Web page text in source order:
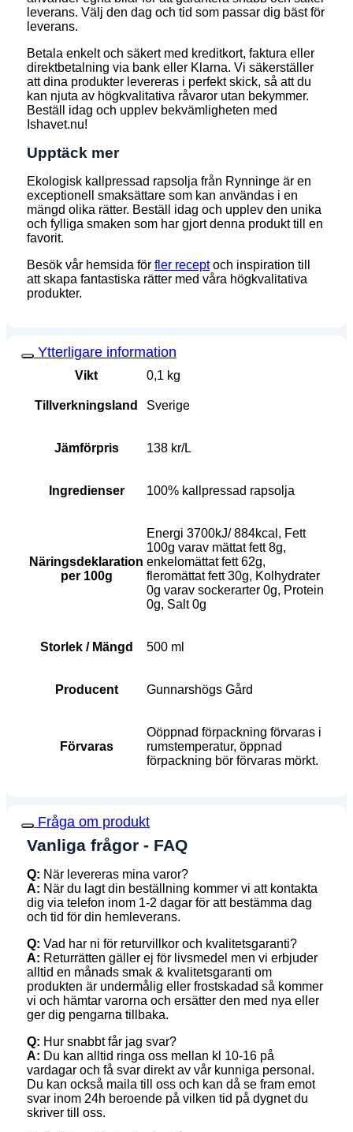
leverans. Välj den dag och tid som passar dig bäst för
leverans.
Betala enkelt och säkert med kreditkort, faktura eller
direktbetalning via bank eller Klarna. Vi säkerställer
att dina produkter levereras i perfekt skick, så att du
kan njuta av högkvalitativa råvaror utan bekymmer.
Beställ idag och upplev bekvämligheten med
Ishavet.nu!
Upptäck mer
Ekologisk kallpressad rapsolja från Rynninge är en
exceptionell smaksättare som kan användas i en
mängd olika rätter. Beställ idag och upplev den unika
och fylliga smaken som har gjort denna produkt till en
favorit.
Besök vår hemsida för fler receptoch inspiration till
att skapa fantastiska rätter med våra högkvalitativa
produkter.
Ytterligare information
Vikt 0,1 kg
Tillverkningsland Sverige
Jämförpris 138 kr/L
Ingredienser 100% kallpressad rapsolja
Näringsdeklaration
per 100g
Energi 3700kJ/ 884kcal, Fett
100g varav mättat fett 8g,
enkelomättat fett 62g,
fleromättat fett 30g, Kolhydrater
0g varav sockerarter 0g, Protein
0g, Salt 0g
Storlek / Mängd 500 ml
Producent Gunnarshögs Gård
Förvaras
Oöppnad förpackning förvaras i
rumstemperatur, öppnad
förpackning bör förvaras mörkt.
Fråga om produkt
Vanliga frågor - FAQ
Q: När levereras mina varor?
A: När du lagt din beställning kommer vi att kontakta
dig via telefon inom 1-2 dagar för att bestämma dag
och tid för din hemleverans.
Q: Vad har ni för returvillkor och kvalitetsgaranti?
A: Returrätten gäller ej för livsmedel men vi erbjuder
alltid en månads smak & kvalitetsgaranti om
produkten är undermålig eller frostskadad så kommer
vi och hämtar varorna och ersätter den med nya eller
ger dig pengarna tillbaka.
Q: Hur snabbt får jag svar?
A: Du kan alltid ringa oss mellan kl 10-16 på
vardagar och få svar direkt av vår kunniga personal.
Du kan också maila till oss och kan då se fram emot
svar inom 24h beroende på vilken tid på dygnet du
skriver till oss.